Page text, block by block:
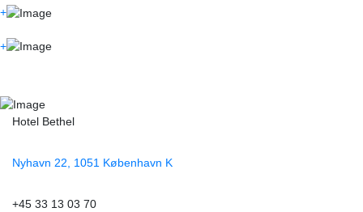
+
+
Hotel Bethel
Nyhavn 22, 1051 København K
+45 33 13 03 70